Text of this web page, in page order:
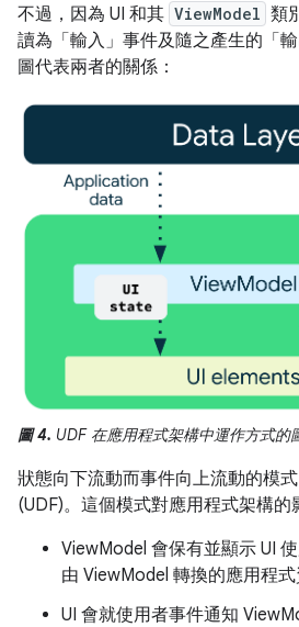
不過，因為 UI 和其 ViewModel 類
讀為「輸入」事件及隨之產生的「
圖代表兩者的關係：
圖 4. UDF 在應用程式架構中運作方式的
狀態向下流動而事件向上流動的模
(UDF)。這個模式對應用程式架構的
ViewModel 會保有並顯示 UI
由 ViewModel 轉換的應用程式
UI 會就使用者事件通知